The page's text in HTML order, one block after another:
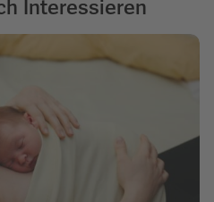
Interessieren